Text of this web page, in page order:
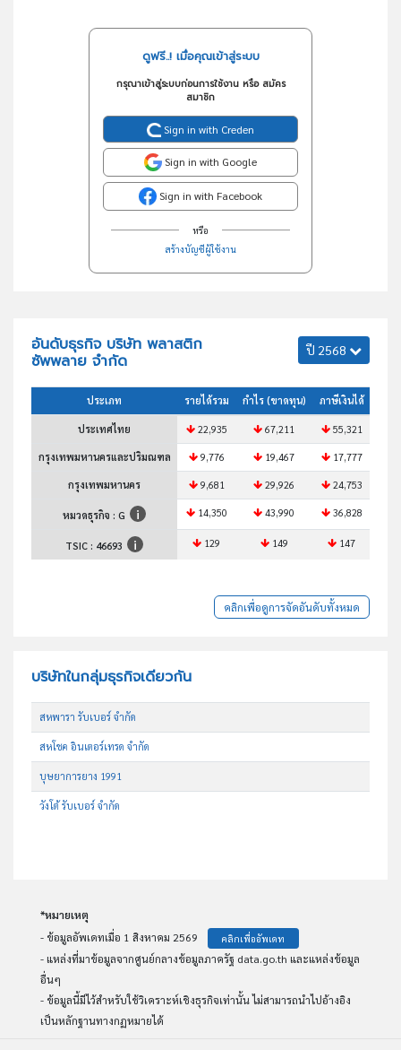
ดูฟรี..! เมื่อคุณเข้าสู่ระบบ
กรุณาเข้าสู่ระบบก่อนการใช้งาน หรือ สมัคร
สมาชิก
Sign in with Creden
Sign in with Google
Sign in with Facebook
หรือ
สร้างบัญชีผู้ใช้งาน
อันดับธุรกิจ บริษัท พลาสติก
ซัพพลาย จำกัด
ปี 2568
ประเภท รายได้รวม กำไร (ขาดทุน) ภาษีเงินได้
ประเทศไทย 22,935 67,211 55,321
กรุงเทพมหานครและปริมณฑล 9,776 19,467 17,777
กรุงเทพมหานคร 9,681 29,926 24,753
หมวดธุรกิจ : G 14,350 43,990 36,828
TSIC : 46693 129 149 147
คลิกเพื่อดูการจัดอันดับทั้งหมด
บริษัทในกลุ่มธุรกิจเดียวกัน
สหพารา รับเบอร์ จำกัด
สหโชค อินเตอร์เทรด จำกัด
บุษยาการยาง 1991
วังโต้ รับเบอร์ จำกัด
*หมายเหตุ
- ข้อมูลอัพเดทเมื่อ 1 สิงหาคม 2569
คลิกเพื่ออัพเดท
- แหล่งที่มาข้อมูลจากศูนย์กลางข้อมูลภาครัฐ data.go.th และแหล่งข้อมูล
อื่นๆ
- ข้อมูลนี้มีไว้สำหรับใช้วิเคราะห์เชิงธุรกิจเท่านั้น ไม่สามารถนำไปอ้างอิง
เป็นหลักฐานทางกฏหมายได้